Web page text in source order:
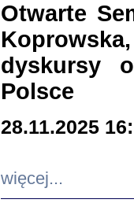
Otwarte
dyskursy
Polsce
28.11.2025
więcej...